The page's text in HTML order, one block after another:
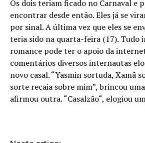
Os dois teriam ficado no Carnaval e
encontrar desde então. Eles já se
por sinal. A última vez que eles se
teria sido na quarta-feira (17). Tudo
romance pode ter o apoio da
comentários diversos internautas
novo casal. “Yasmin sortuda, Xamã
sorte recaia sobre mim”, brincou
afirmou outra. “Casalzão“, elogiou